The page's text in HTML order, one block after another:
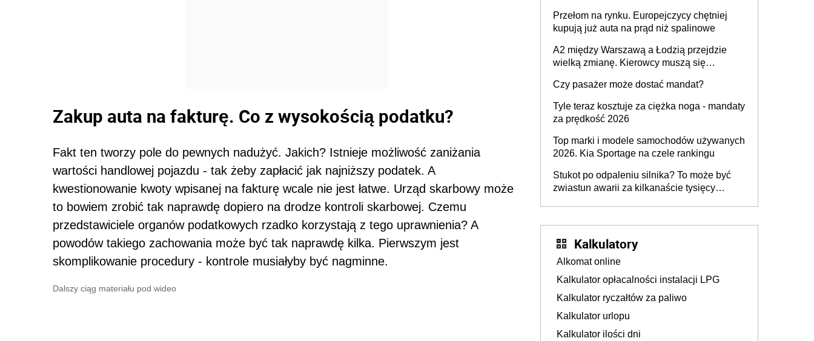
Zakup auta na fakturę. Co z wysokością podatku?
Fakt ten tworzy pole do pewnych nadużyć. Jakich? Istnieje możliwość zaniżania
wartości handlowej pojazdu - tak żeby zapłacić jak najniższy podatek. A
kwestionowanie kwoty wpisanej na fakturę wcale nie jest łatwe. Urząd skarbowy może
to bowiem zrobić tak naprawdę dopiero na drodze kontroli skarbowej. Czemu
przedstawiciele organów podatkowych rzadko korzystają z tego uprawnienia? A
powodów takiego zachowania może być tak naprawdę kilka. Pierwszym jest
skomplikowanie procedury - kontrole musiałyby być nagminne.
Dalszy ciąg materiału pod wideo
Przełom na rynku. Europejczycy chętniej
kupują już auta na prąd niż spalinowe
A2 między Warszawą a Łodzią przejdzie
wielką zmianę. Kierowcy muszą się
Czy pasażer może dostać mandat?
Tyle teraz kosztuje za ciężka noga - mandaty
za prędkość 2026
Top marki i modele samochodów używanych
2026. Kia Sportage na czele rankingu
Stukot po odpaleniu silnika? To może być
zwiastun awarii za kilkanaście tysięcy
Kalkulatory
Alkomat online
Kalkulator opłacalności instalacji LPG
Kalkulator ryczałtów za paliwo
Kalkulator urlopu
Kalkulator ilości dni